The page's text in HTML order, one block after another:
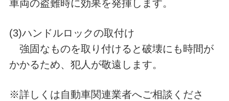
車両の盗難時に効果を発揮します。
(3)ハンドルロックの取付け
強固なものを取り付けると破壊にも時間が
かかるため、犯人が敬遠します。
※詳しくは自動車関連業者へご相談くださ